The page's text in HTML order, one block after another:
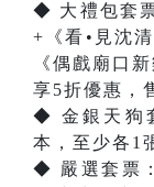
◆ 大禮包套
+《看•見沈
《偶戲廟口
享5折優惠，
◆ 金銀天狗
本，至少各1
◆ 嚴選套票